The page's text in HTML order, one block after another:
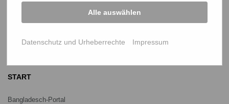
Marktlaubenstraße 9
Germany
Telefon0641 - 26 555 600
START
Bangladesch-Portal
Alle auswählen
Datenschutz und Urheberrechte Impressum